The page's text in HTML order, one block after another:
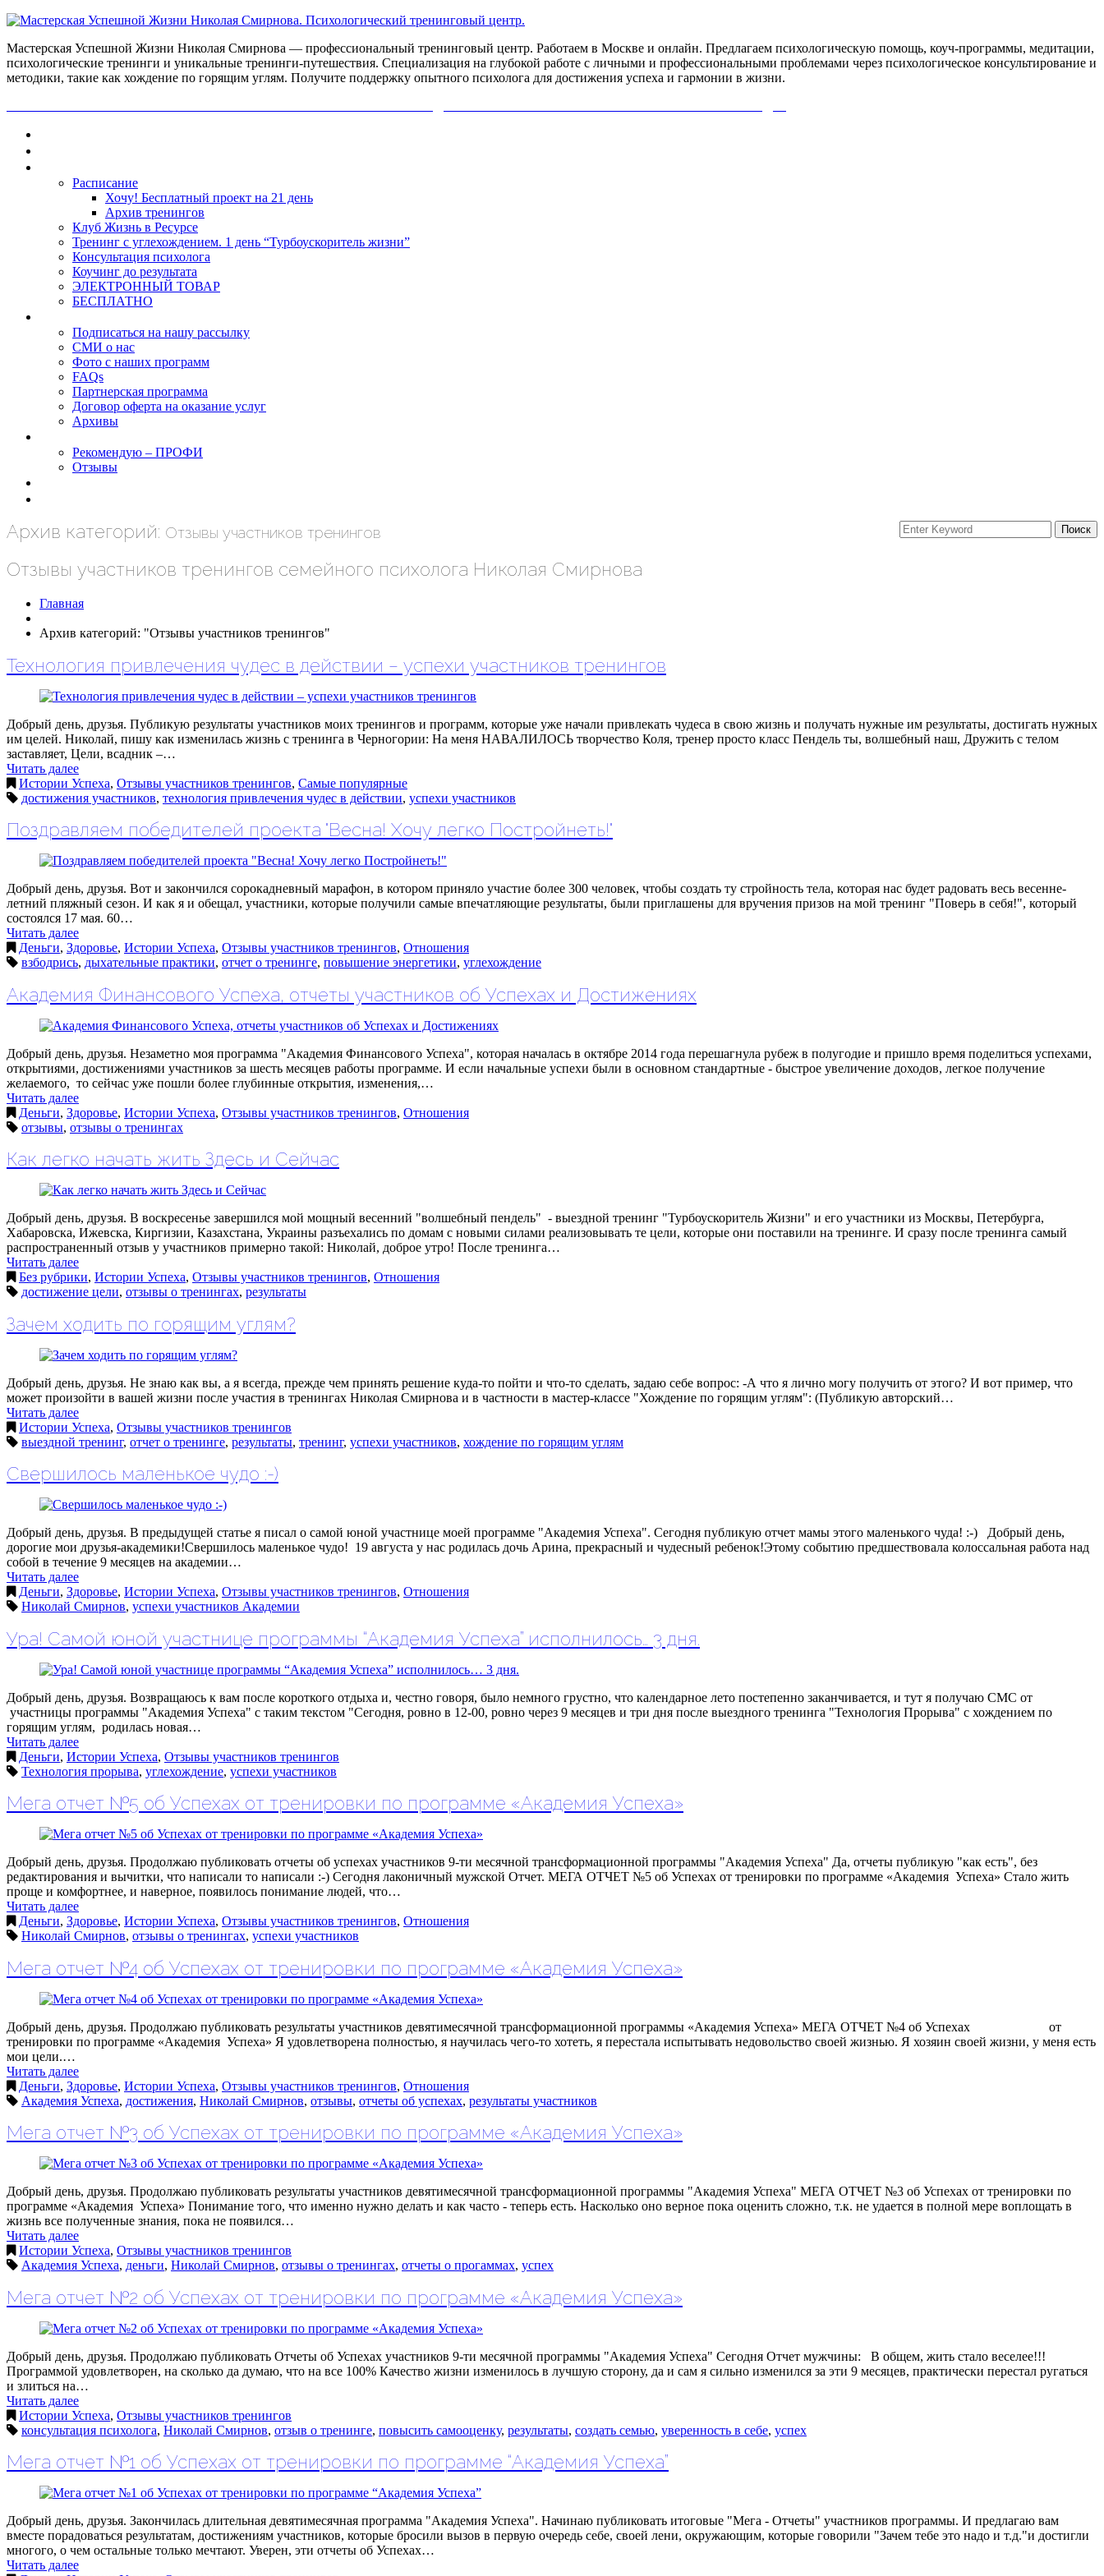
Мастерская Успешной Жизни Николая Смирнова — профессиональный тренинговый центр. Работаем в Москве и онлайн. Предлагаем психологическую помощь, коуч-программы, медитации,
психологические тренинги и уникальные тренинги-путешествия. Специализация на глубокой работе с личными и профессиональными проблемами через психологическое консультирование и
методики, такие как хождение по горящим углям. Получите поддержку опытного психолога для достижения успеха и гармонии в жизни.
Расписание
Хочу! Бесплатный проект на 21 день
Архив тренингов
Клуб Жизнь в Ресурсе
Тренинг с углехождением. 1 день “Турбоускоритель жизни”
Консультация психолога
Коучинг до результата
ЭЛЕКТРОННЫЙ ТОВАР
БЕСПЛАТНО
Подписаться на нашу рассылку
СМИ о нас
Фото с наших программ
FAQs
Партнерская программа
Договор оферта на оказание услуг
Архивы
Рекомендую – ПРОФИ
Отзывы
Архив категорий: Отзывы участников тренингов
Отзывы участников тренингов семейного психолога Николая Смирнова
Главная
Архив категорий: "Отзывы участников тренингов"
Технология привлечения чудес в действии – успехи участников тренингов
Добрый день, друзья. Публикую результаты участников моих тренингов и программ, которые уже начали привлекать чудеса в свою жизнь и получать нужные им результаты, достигать нужных
им целей. Николай, пишу как изменилась жизнь с тренинга в Черногории: На меня НАВАЛИЛОСЬ творчество Коля, тренер просто класс Пендель ты, волшебный наш, Дружить с телом
заставляет, Цели, всадник –…
Читать далее
Истории Успеха, Отзывы участников тренингов, Самые популярные
достижения участников, технология привлечения чудес в действии, успехи участников
Поздравляем победителей проекта "Весна! Хочу легко Постройнеть!"
Добрый день, друзья. Вот и закончился сорокадневный марафон, в котором приняло участие более 300 человек, чтобы создать ту стройность тела, которая нас будет радовать весь весенне-
летний пляжный сезон. И как я и обещал, участники, которые получили самые впечатляющие результаты, были приглашены для вручения призов на мой тренинг "Поверь в себя!", который
состоялся 17 мая. 60…
Читать далее
Деньги, Здоровье, Истории Успеха, Отзывы участников тренингов, Отношения
взбодрись, дыхательные практики, отчет о тренинге, повышение энергетики, углехождение
Академия Финансового Успеха, отчеты участников об Успехах и Достижениях
Добрый день, друзья. Незаметно моя программа "Академия Финансового Успеха", которая началась в октябре 2014 года перешагнула рубеж в полугодие и пришло время поделиться успехами,
открытиями, достижениями участников за шесть месяцев работы программе. И если начальные успехи были в основном стандартные - быстрое увеличение доходов, легкое получение
желаемого, то сейчас уже пошли более глубинные открытия, изменения,…
Читать далее
Деньги, Здоровье, Истории Успеха, Отзывы участников тренингов, Отношения
отзывы, отзывы о тренингах
Как легко начать жить Здесь и Сейчас
Добрый день, друзья. В воскресенье завершился мой мощный весенний "волшебный пендель" - выездной тренинг "Турбоускоритель Жизни" и его участники из Москвы, Петербурга,
Хабаровска, Ижевска, Киргизии, Казахстана, Украины разъехались по домам с новыми силами реализовывать те цели, которые они поставили на тренинге. И сразу после тренинга самый
распространенный отзыв у участников примерно такой: Николай, доброе утро! После тренинга…
Читать далее
Без рубрики, Истории Успеха, Отзывы участников тренингов, Отношения
достижение цели, отзывы о тренингах, результаты
Зачем ходить по горящим углям?
Добрый день, друзья. Не знаю как вы, а я всегда, прежде чем принять решение куда-то пойти и что-то сделать, задаю себе вопрос: -А что я лично могу получить от этого? И вот пример, что
может произойти в вашей жизни после участия в тренингах Николая Смирнова и в частности в мастер-классе "Хождение по горящим углям": (Публикую авторский…
Читать далее
Истории Успеха, Отзывы участников тренингов
выездной тренинг, отчет о тренинге, результаты, тренинг, успехи участников, хождение по горящим углям
Свершилось маленькое чудо :-)
Добрый день, друзья. В предыдущей статье я писал о самой юной участнице моей программе "Академия Успеха". Сегодня публикую отчет мамы этого маленького чуда! :-) Добрый день,
дорогие мои друзья-академики!Свершилось маленькое чудо! 19 августа у нас родилась дочь Арина, прекрасный и чудесный ребенок!Этому событию предшествовала колоссальная работа над
собой в течение 9 месяцев на академии…
Читать далее
Деньги, Здоровье, Истории Успеха, Отзывы участников тренингов, Отношения
Николай Смирнов, успехи участников Академии
Ура! Самой юной участнице программы “Академия Успеха” исполнилось… 3 дня.
Добрый день, друзья. Возвращаюсь к вам после короткого отдыха и, честно говоря, было немного грустно, что календарное лето постепенно заканчивается, и тут я получаю СМС от
участницы программы "Академия Успеха" с таким текстом "Сегодня, ровно в 12-00, ровно через 9 месяцев и три дня после выездного тренинга "Технология Прорыва" с хождением по
горящим углям, родилась новая…
Читать далее
Деньги, Истории Успеха, Отзывы участников тренингов
Технология прорыва, углехождение, успехи участников
Мега отчет №5 об Успехах от тренировки по программе «Академия Успеха»
Добрый день, друзья. Продолжаю публиковать отчеты об успехах участников 9-ти месячной трансформационной программы "Академия Успеха" Да, отчеты публикую "как есть", без
редактирования и вычитки, что написали то написали :-) Сегодня лаконичный мужской Отчет. МЕГА ОТЧЕТ №5 об Успехах от тренировки по программе «Академия Успеха» Стало жить
проще и комфортнее, и наверное, появилось понимание людей, что…
Читать далее
Деньги, Здоровье, Истории Успеха, Отзывы участников тренингов, Отношения
Николай Смирнов, отзывы о тренингах, успехи участников
Мега отчет №4 об Успехах от тренировки по программе «Академия Успеха»
Добрый день, друзья. Продолжаю публиковать результаты участников девятимесячной трансформационной программы «Академия Успеха» МЕГА ОТЧЕТ №4 об Успехах от
тренировки по программе «Академия Успеха» Я удовлетворена полностью, я научилась чего-то хотеть, я перестала испытывать недовольство своей жизнью. Я хозяин своей жизни, у меня есть
мои цели.…
Читать далее
Деньги, Здоровье, Истории Успеха, Отзывы участников тренингов, Отношения
Академия Успеха, достижения, Николай Смирнов, отзывы, отчеты об успехах, результаты участников
Мега отчет №3 об Успехах от тренировки по программе «Академия Успеха»
Добрый день, друзья. Продолжаю публиковать результаты участников девятимесячной трансформационной программы "Академия Успеха" МЕГА ОТЧЕТ №3 об Успехах от тренировки по
программе «Академия Успеха» Понимание того, что именно нужно делать и как часто - теперь есть. Насколько оно верное пока оценить сложно, т.к. не удается в полной мере воплощать в
жизнь все полученные знания, пока не появился…
Читать далее
Истории Успеха, Отзывы участников тренингов
Академия Успеха, деньги, Николай Смирнов, отзывы о тренингах, отчеты о прогаммах, успех
Мега отчет №2 об Успехах от тренировки по программе «Академия Успеха»
Добрый день, друзья. Продолжаю публиковать Отчеты об Успехах участников 9-ти месячной программы "Академия Успеха" Сегодня Отчет мужчины: В общем, жить стало веселее!!!
Программой удовлетворен, на сколько да думаю, что на все 100% Качество жизни изменилось в лучшую сторону, да и сам я сильно изменился за эти 9 месяцев, практически перестал ругаться
и злиться на…
Читать далее
Истории Успеха, Отзывы участников тренингов
консультация психолога, Николай Смирнов, отзыв о тренинге, повысить самооценку, результаты, создать семью, уверенность в себе, успех
Мега отчет №1 об Успехах от тренировки по программе “Академия Успеха”
Добрый день, друзья. Закончилась длительная девятимесячная программа "Академия Успеха". Начинаю публиковать итоговые "Мега - Отчеты" участников программы. И предлагаю вам
вместе порадоваться результатам, достижениям участников, которые бросили вызов в первую очередь себе, своей лени, окружающим, которые говорили "Зачем тебе это надо и т.д."и достигли
многого, о чем остальные только мечтают. Уверен, эти отчеты об Успехах…
Читать далее